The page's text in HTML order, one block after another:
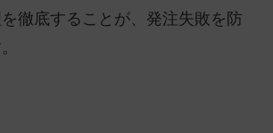
を徹底することが、発注失敗を防